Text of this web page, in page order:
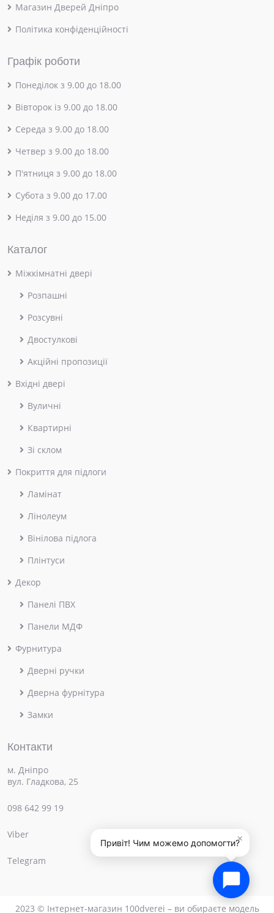
×
Привіт! Чим можемо допомогти?
Магазин Дверей Дніпро
Політика конфіденційності
Графік роботи
Понеділок з 9.00 до 18.00
Вівторок із 9.00 до 18.00
Середа з 9.00 до 18.00
Четвер з 9.00 до 18.00
П'ятниця з 9.00 до 18.00
Субота з 9.00 до 17.00
Неділя з 9.00 до 15.00
Каталог
Міжкімнатні двері
Розпашні
Розсувні
Двостулкові
Акційні пропозиції
Вхідні двері
Вуличні
Квартирні
Зі склом
Покриття для підлоги
Ламінат
Лінолеум
Вінілова підлога
Плінтуси
Декор
Панелі ПВХ
Панели МДФ
Фурнитура
Дверні ручки
Дверна фурнітура
Замки
Контакти
м. Дніпро
вул. Гладкова, 25
098 642 99 19
Viber
Telegram
2023 © Інтернет-магазин 100dverei – ви обираєте модель